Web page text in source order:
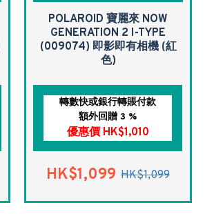
POLAROID 寶麗來 NOW
GENERATION 2 I-TYPE
(009074) 即影即有相機 (紅
色)
轉數快或銀行轉賬付款
額外回贈 3 %
優惠價 HK$1,010
HK$1,099 HK$1,099